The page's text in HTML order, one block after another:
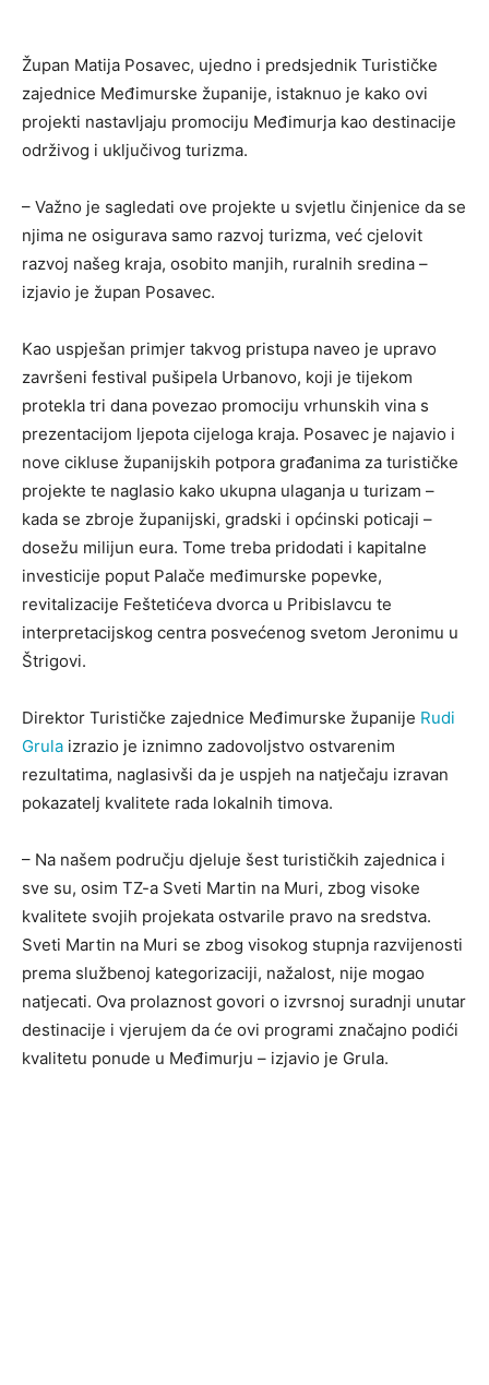
Župan Matija Posavec, ujedno i predsjednik Turističke
zajednice Međimurske županije, istaknuo je kako ovi
projekti nastavljaju promociju Međimurja kao destinacije
održivog i uključivog turizma.
– Važno je sagledati ove projekte u svjetlu činjenice da se
njima ne osigurava samo razvoj turizma, već cjelovit
razvoj našeg kraja, osobito manjih, ruralnih sredina –
izjavio je župan Posavec.
Kao uspješan primjer takvog pristupa naveo je upravo
završeni festival pušipela Urbanovo, koji je tijekom
protekla tri dana povezao promociju vrhunskih vina s
prezentacijom ljepota cijeloga kraja. Posavec je najavio i
nove cikluse županijskih potpora građanima za turističke
projekte te naglasio kako ukupna ulaganja u turizam –
kada se zbroje županijski, gradski i općinski poticaji –
dosežu milijun eura. Tome treba pridodati i kapitalne
investicije poput Palače međimurske popevke,
revitalizacije Feštetićeva dvorca u Pribislavcu te
interpretacijskog centra posvećenog svetom Jeronimu u
Štrigovi.
Direktor Turističke zajednice Međimurske županije Rudi
Grula izrazio je iznimno zadovoljstvo ostvarenim
rezultatima, naglasivši da je uspjeh na natječaju izravan
pokazatelj kvalitete rada lokalnih timova.
– Na našem području djeluje šest turističkih zajednica i
sve su, osim TZ-a Sveti Martin na Muri, zbog visoke
kvalitete svojih projekata ostvarile pravo na sredstva.
Sveti Martin na Muri se zbog visokog stupnja razvijenosti
prema službenoj kategorizaciji, nažalost, nije mogao
natjecati. Ova prolaznost govori o izvrsnoj suradnji unutar
destinacije i vjerujem da će ovi programi značajno podići
kvalitetu ponude u Međimurju – izjavio je Grula.